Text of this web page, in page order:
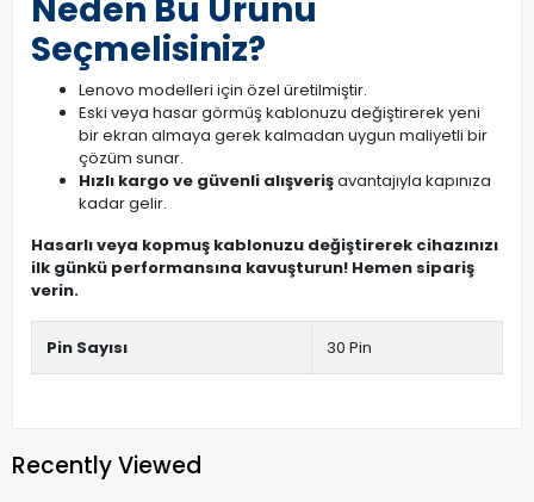
Neden Bu Ürünü
Seçmelisiniz?
Lenovo modelleri için özel üretilmiştir.
Eski veya hasar görmüş kablonuzu değiştirerek yeni
bir ekran almaya gerek kalmadan uygun maliyetli bir
çözüm sunar.
Hızlı kargo ve güvenli alışverişavantajıyla kapınıza
kadar gelir.
Hasarlı veya kopmuş kablonuzu değiştirerek cihazınızı
ilk günkü performansına kavuşturun! Hemen sipariş
verin.
Pin Sayısı 30 Pin
Recently Viewed